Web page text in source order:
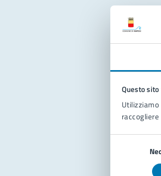
Questo